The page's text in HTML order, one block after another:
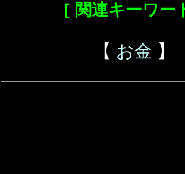
［ 関連キーワー
【 お金 】